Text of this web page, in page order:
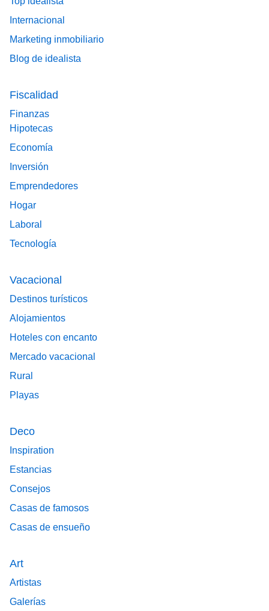
Internacional
Marketing inmobiliario
Blog de idealista
Fiscalidad
Finanzas
Hipotecas
Economía
Inversión
Emprendedores
Hogar
Laboral
Tecnología
Vacacional
Destinos turísticos
Alojamientos
Hoteles con encanto
Mercado vacacional
Rural
Playas
Deco
Inspiration
Estancias
Consejos
Casas de famosos
Casas de ensueño
Art
Artistas
Galerías